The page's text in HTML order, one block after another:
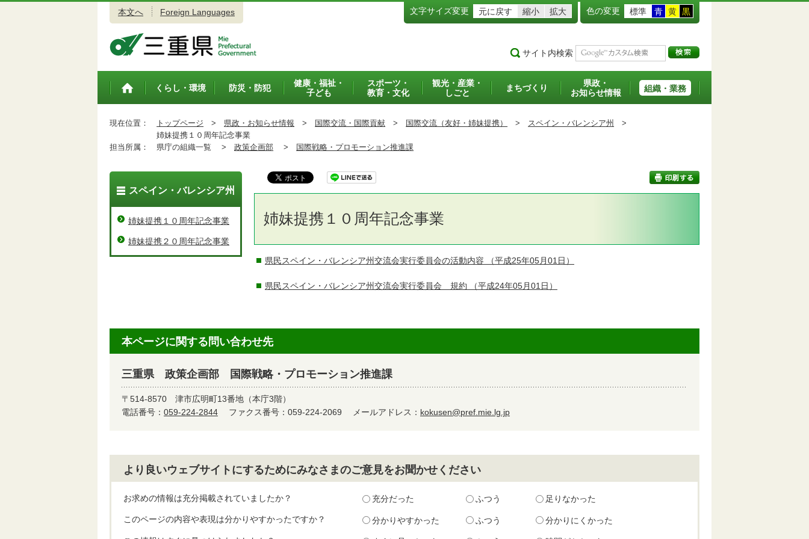
本文へ Foreign Languages 文字サイズ変更 元に戻す 縮小 拡大 色の変更 標準 青 黄 黒
サイト内検索
トップペ
くらし・環境 防災・防犯
健康・福祉・
子ども
スポーツ・
教育・文化
観光・産業・
しごと
まちづくり
県政・
お知らせ情報
組織・業務
現在位置： トップページ > 県政・お知らせ情報 > 国際交流・国際貢献 > 国際交流（友好・姉妹提携） > スペイン・バレンシア州
>
姉妹提携１０周年記念事業
担当所属：
県庁の組織一覧 > 政策企画部 > 国際戦略・プロモーション推進課
姉妹提携１０周年記念事業
県民スペイン・バレンシア州交流会実行委員会の活動内容 （平成25年05月01日）
県民スペイン・バレンシア州交流会実行委員会 規約 （平成24年05月01日）
スペイン・バレンシア州
姉妹提携１０周年記念事業
姉妹提携２０周年記念事業
本ページに関する問い合わせ先
三重県 政策企画部 国際戦略・プロモーション推進課
〒514-8570 津市広明町13番地（本庁3階）
電話番号： 059-224-2844 ファクス番号：059-224-2069 メールアドレス： kokusen@pref.mie.lg.jp
より良いウェブサイトにするためにみなさまのご意見をお聞かせください
お求めの情報は充分掲載されていましたか？ 充分だった ふつう 足りなかった
このページの内容や表現は分かりやすかったですか？ 分かりやすかった ふつう 分かりにくかった